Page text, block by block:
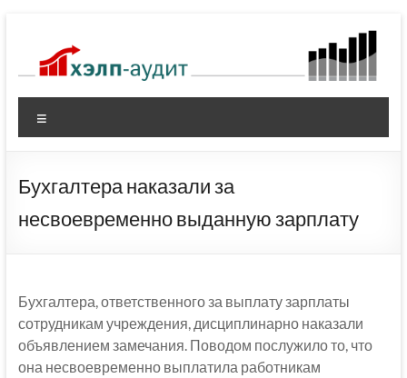
содержимому
Бухгалтера наказали за
несвоевременно выданную зарплату
Бухгалтера, ответственного за выплату зарплаты
сотрудникам учреждения, дисциплинарно наказали
объявлением замечания. Поводом послужило то, что
она несвоевременно выплатила работникам